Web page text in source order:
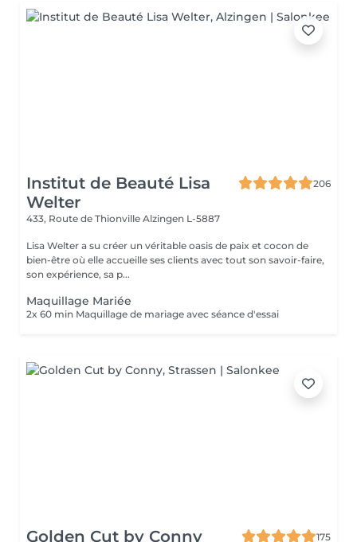
Institut de Beauté Lisa
Welter
206
433, Route de Thionville Alzingen L-5887
Lisa Welter a su créer un véritable oasis de paix et cocon de
bien-être où elle accueille ses clients avec tout son savoir-faire,
son expérience, sa p...
Maquillage Mariée
2x 60 min Maquillage de mariage avec séance d'essai
Golden Cut by Conny 175